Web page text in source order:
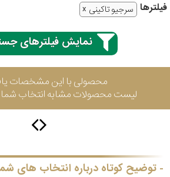
فیلتر‌ها سرجیو تاکینی
نمایش فیلترهای
محصولی با این مشخصات
لیست محصولات مشابه انتخاب شما
توضیح کوتاه درباره انتخاب های
3
سیکو
سیتیزن
اورینت